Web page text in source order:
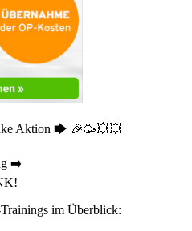
Aktion 🡆 🎉🥳💥💥
➡️
im Überblick: